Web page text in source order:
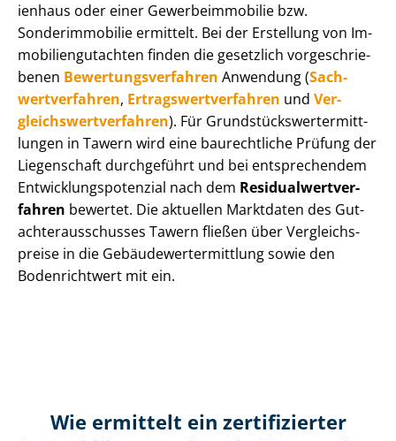
i­en­haus oder einer Ge­wer­be­im­mo­bi­lie bzw.
Sonderimmobilie ermittelt. Bei der Erstellung von Im­
mo­bi­li­en­gut­ach­ten finden die gesetzlich vor­ge­schrie­
be­nen Be­wer­tungs­ver­fah­ren Anwendung (Sach­
wert­ver­fah­ren, Er­trags­wert­ver­fah­ren und Ver­
gleichs­wert­ver­fah­ren). Für Grund­stücks­wert­ermitt­
lun­gen in Tawern wird eine baurechtliche Prüfung der
Liegenschaft durchgeführt und bei entsprechendem
Ent­wick­lungs­po­ten­zi­al nach dem Re­si­du­al­wert­ver­
fah­ren bewertet. Die aktuellen Marktdaten des Gut­
ach­ter­aus­schus­ses Tawern fließen über Ver­gleichs­
prei­se in die Ge­bäu­de­wert­ermitt­lung sowie den
Bodenrichtwert mit ein.
Wie ermittelt ein zertifizierter